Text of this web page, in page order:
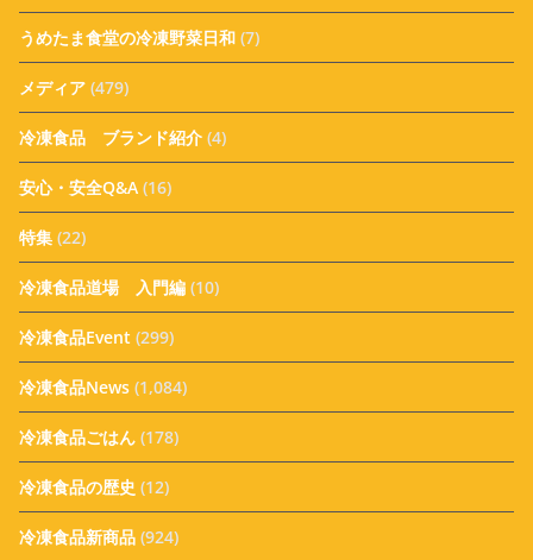
うめたま食堂の冷凍野菜日和 (7)
メディア (479)
冷凍食品 ブランド紹介 (4)
安心・安全Q&A (16)
特集 (22)
冷凍食品道場 入門編 (10)
冷凍食品Event (299)
冷凍食品News (1,084)
冷凍食品ごはん (178)
冷凍食品の歴史 (12)
冷凍食品新商品 (924)